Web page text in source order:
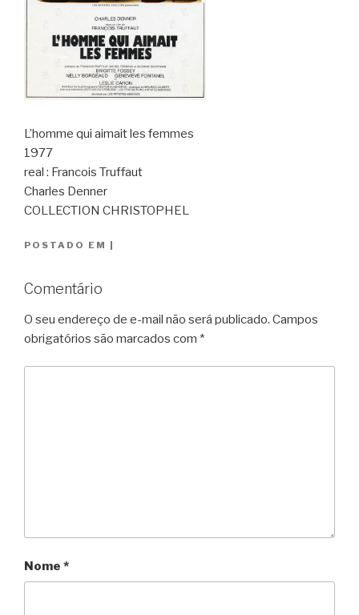
L’homme qui aimait les femmes
1977
real : Francois Truffaut
Charles Denner
COLLECTION CHRISTOPHEL
POSTADO EM
Comentário
O seu endereço de e-mail não será publicado. Campos
obrigatórios são marcados com *
Nome *